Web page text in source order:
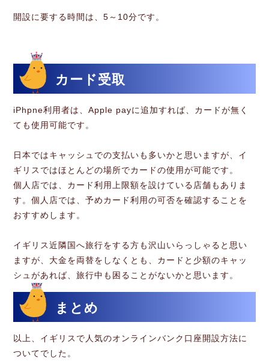
開設に要する時間は、5～10分です。
カード受取
iPhpne利用者は、Apple payに追加すれば、カードが無く
ても使用可能です。
日本ではキャッシュでの支払いも多いかと思いますが、イ
ギリスではほとんどの場所でカードの使用が可能です。
個人店では、カード利用上限額を設けている店舗もありま
す。個人店では、予めカード利用の可否を確認することを
おすすめします。
イギリス近隣国へ旅行をする方も沢山いらっしゃると思い
ますが、大金を両替をしなくとも、カードと少額のキャッ
シュがあれば、旅行中も困ることがないかと思います。
まとめ
以上、イギリスで人気のオンラインバンク口座開設方法に
ついてでした。